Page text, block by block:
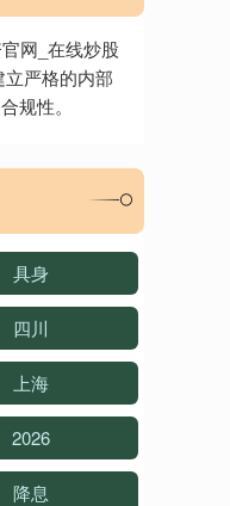
网_在线炒股
严格的内部
规性。
具身
四川
上海
2026
降息